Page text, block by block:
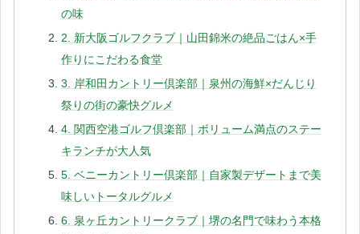
の味
2. 新大阪ゴルフクラブ｜山田錦米の絶品ごはん×手
作りにこだわる食堂
3. 岸和田カントリー倶楽部｜泉州の海鮮×だんじり
祭りの街の豪快グルメ
4. 関西空港ゴルフ倶楽部｜ボリューム満点のステー
キランチが大人気
5. ベニーカントリー倶楽部｜自家製デザートまで美
味しいトータルグルメ
6. 泉ヶ丘カントリークラブ｜堺の名門で味わう本格